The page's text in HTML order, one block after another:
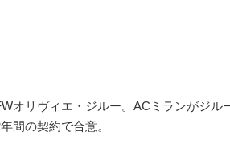
オリヴィエ・ジルー。ACミランがジル
間の契約で合意。